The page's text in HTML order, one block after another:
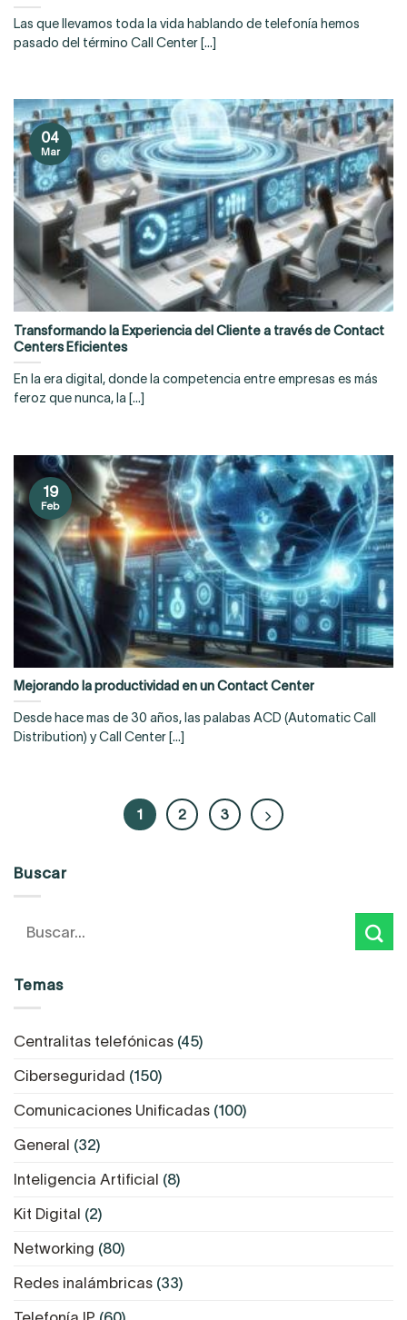
Las que llevamos toda la vida hablando de telefonía hemos
pasado del término Call Center [...]
Transformando la Experiencia del Cliente a través de Contact
Centers Eficientes
En la era digital, donde la competencia entre empresas es más
feroz que nunca, la [...]
04
Mar
Mejorando la productividad en un Contact Center
Desde hace mas de 30 años, las palabas ACD (Automatic Call
Distribution) y Call Center [...]
19
Feb
1 2 3
Buscar
Temas
Centralitas telefónicas (45)
Ciberseguridad (150)
Comunicaciones Unificadas (100)
General (32)
Inteligencia Artificial (8)
Kit Digital (2)
Networking (80)
Redes inalámbricas (33)